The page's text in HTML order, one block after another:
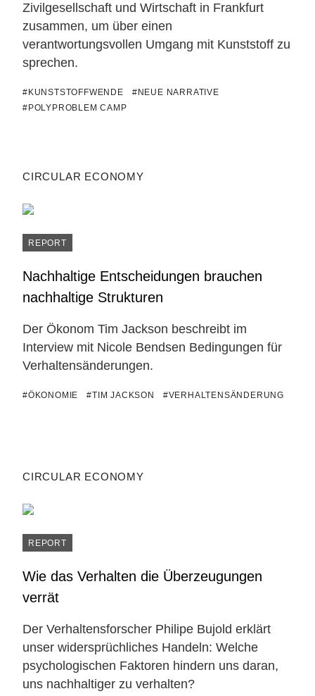
Zivilgesellschaft und Wirtschaft in Frankfurt
zusammen, um über einen
verantwortungsvollen Umgang mit Kunststoff zu
sprechen.
#KUNSTSTOFFWENDE
#NEUE NARRATIVE
#POLYPROBLEM CAMP
CIRCULAR ECONOMY
REPORT
Nachhaltige Entscheidungen brauchen
nachhaltige Strukturen
Der Ökonom Tim Jackson beschreibt im
Interview mit Nicole Bendsen Bedingungen für
Verhaltensänderungen.
#ÖKONOMIE #TIM JACKSON #VERHALTENSÄNDERUNG
CIRCULAR ECONOMY
REPORT
Wie das Verhalten die Überzeugungen
verrät
Der Verhaltensforscher Philipe Bujold erklärt
unser widersprüchliches Handeln: Welche
psychologischen Faktoren hindern uns daran,
uns nachhaltiger zu verhalten?